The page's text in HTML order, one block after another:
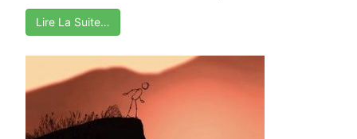
Lire La Suite…